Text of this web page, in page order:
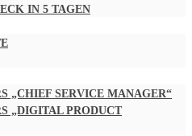
IN 5 TAGEN
„CHIEF SERVICE MANAGER“
„DIGITAL PRODUCT